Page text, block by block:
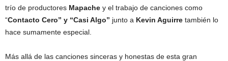
trío de productores Mapache y el trabajo de canciones como
“Contacto Cero” y “Casi Algo” junto a Kevin Aguirre también lo
hace sumamente especial.
Más allá de las canciones sinceras y honestas de esta gran